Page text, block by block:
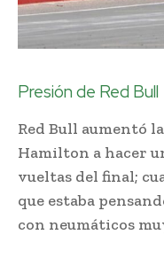
Presión de Red Bull
Red Bull aumentó
Hamilton a hacer
vueltas del final;
que estaba
con neumáticos